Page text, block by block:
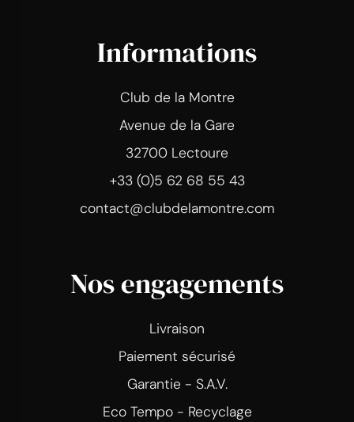
Informations
Club de la Montre
Avenue de la Gare
32700 Lectoure
+33 (0)5 62 68 55 43
contact@clubdelamontre.com
Nos engagements
Livraison
Paiement sécurisé
Garantie - S.A.V.
Eco Tempo - Recyclage